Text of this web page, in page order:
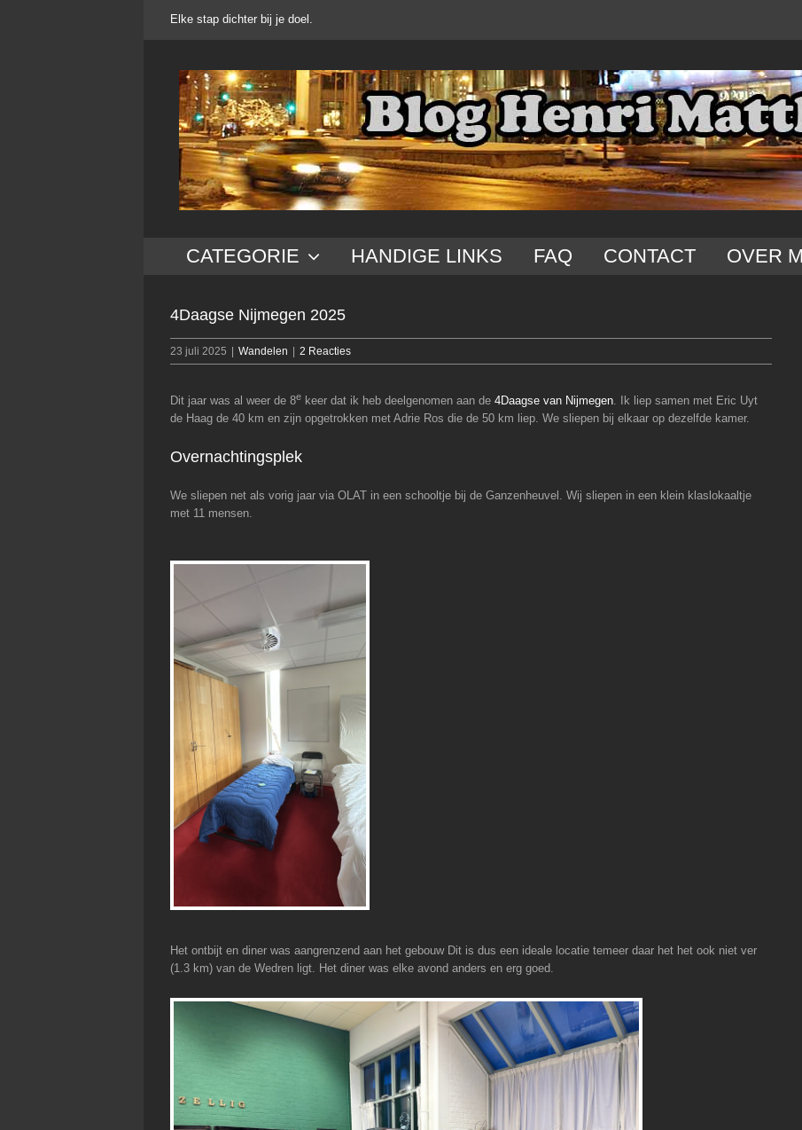
Elke stap dichter bij je doel.
CATEGORIE HANDIGE LINKS FAQ CONTACT OVER
4Daagse Nijmegen 2025
23 juli 2025 Wandelen 2 Reacties
Dit jaar was al weer de 8e keer dat ik heb deelgenomen aan de 4Daagse van Nijmegen. Ik liep samen met Eric Uyt
de Haag de 40 km en zijn opgetrokken met Adrie Ros die de 50 km liep. We sliepen bij elkaar op dezelfde kamer.
Overnachtingsplek
We sliepen net als vorig jaar via OLAT in een schooltje bij de Ganzenheuvel. Wij sliepen in een klein klaslokaaltje
met 11 mensen.
Het ontbijt en diner was aangrenzend aan het gebouw Dit is dus een ideale locatie temeer daar het het ook niet ver
(1.3 km) van de Wedren ligt. Het diner was elke avond anders en erg goed.